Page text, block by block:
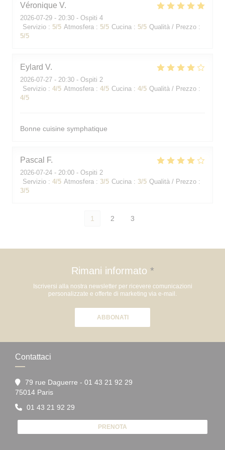
Véronique V
2026-07-29 - 20:30 - Ospiti 4
Servizio : 5/5 Atmosfera : 5/5 Cucina : 5/5 Qualità / Prezzo :
5/5
Eylard V
2026-07-27 - 20:30 - Ospiti 2
Servizio : 4/5 Atmosfera : 4/5 Cucina : 4/5 Qualità / Prezzo :
4/5
Bonne cuisine symphatique
Pascal F
2026-07-24 - 20:00 - Ospiti 2
Servizio : 4/5 Atmosfera : 3/5 Cucina : 3/5 Qualità / Prezzo :
3/5
1 2 3
Rimani informato *
Iscriversi alla nostra newsletter per ricevere comunicazioni
personalizzate e offerte di marketing via e-mail.
ABBONATI
Contattaci
79 rue Daguerre - 01 43 21 92 29
75014 Paris((apre una nuova finestra))
01 43 21 92 29
PRENOTA